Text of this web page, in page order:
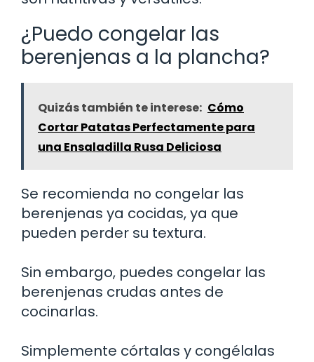
¿Puedo congelar las
berenjenas a la plancha?
Quizás también te interese: Cómo
Cortar Patatas Perfectamente para
una Ensaladilla Rusa Deliciosa
Se recomienda no congelar las
berenjenas ya cocidas, ya que
pueden perder su textura.
Sin embargo, puedes congelar las
berenjenas crudas antes de
cocinarlas.
Simplemente córtalas y congélalas